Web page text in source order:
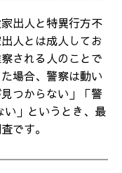
出人と特異行方不
人とは成人してお
される人のことで
場合、警察は動い
つからない」「警
い」というとき、最
です。